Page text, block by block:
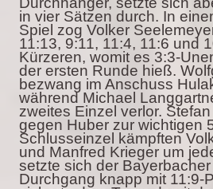
in vier Sätzen durch. In
Spiel zog Volker
11:13, 9:11, 11:4, 11:6 und
Kürzeren, womit es 3:3-
der ersten Runde hieß.
bezwang im Anschuss
während Michael
zweites Einzel verlor.
gegen Huber zur wichtigen
Schlusseinzel kämpften
und Manfred Krieger um
setzte sich der
Durchgang knapp mit 11:9-